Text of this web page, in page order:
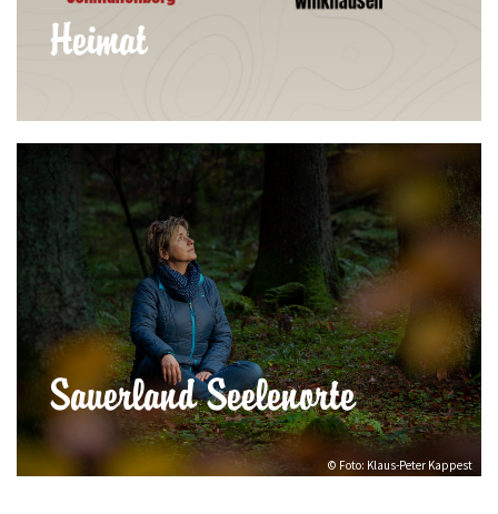
Heimat
© Foto: Klaus-Peter Kappest
Sauerland Seelenorte